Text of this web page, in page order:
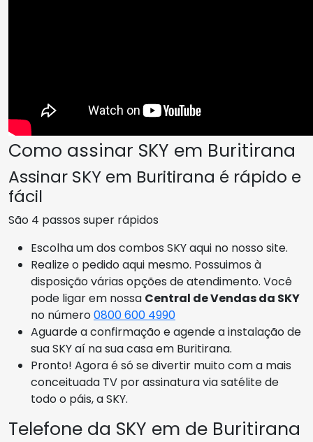
Como assinar SKY em Buritirana
Assinar SKY em Buritirana é rápido e
fácil
São 4 passos super rápidos
Escolha um dos combos SKY aqui no nosso site.
Realize o pedido aqui mesmo. Possuimos à
disposição várias opções de atendimento. Você
pode ligar em nossa Central de Vendas da SKY
no número0800 600 4990
Aguarde a confirmação e agende a instalação de
sua SKY aí na sua casa em Buritirana.
Pronto! Agora é só se divertir muito com a mais
conceituada TV por assinatura via satélite de
todo o páis, a SKY.
Telefone da SKY em de Buritirana